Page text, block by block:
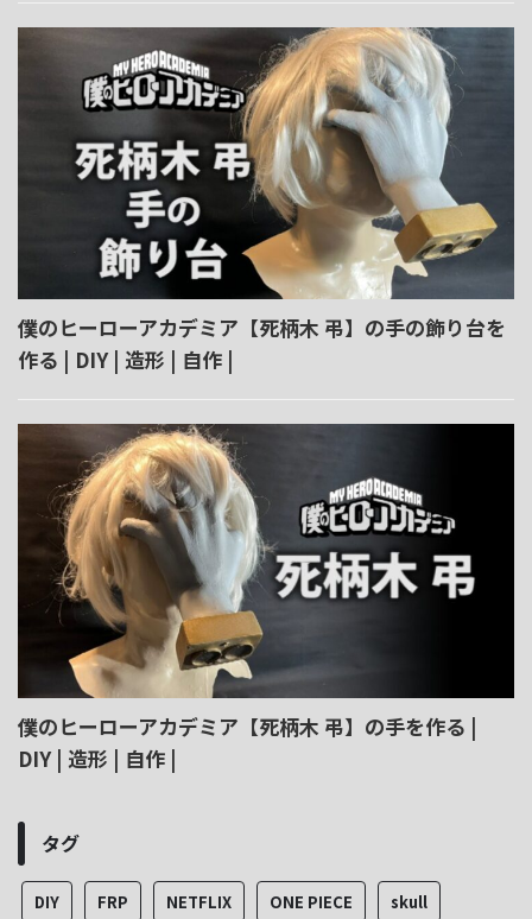
僕のヒーローアカデミア【死柄木 弔】の手の飾り台を
作る | DIY | 造形 | 自作 |
僕のヒーローアカデミア【死柄木 弔】の手を作る |
DIY | 造形 | 自作 |
タグ
DIY FRP NETFLIX ONE PIECE skull